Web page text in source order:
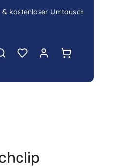
& kostenloser Umtausch
Warenkorb